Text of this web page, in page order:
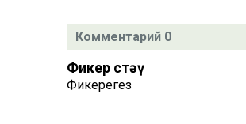
Комментарий 0
Фикер өстәү
Фикерегез